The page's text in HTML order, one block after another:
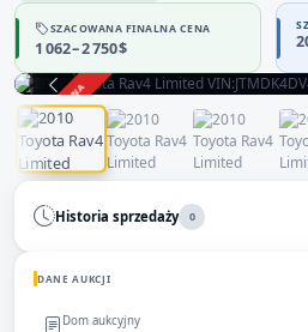
SZACOWANA FINALNA CENA
1 062 – 2 750 $
ZAKOŃCZONA
Historia sprzedaży 0
DANE AUKCJI
Dom aukcyjny